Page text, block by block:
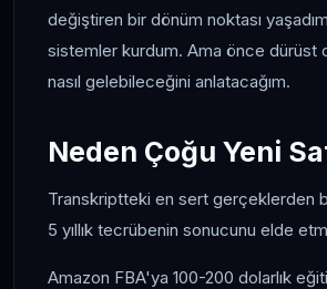
değiştiren bir dönüm noktası
sistemler kurdum. Ama önce dürüst
nasıl gelebileceğini anlatacağım.
Neden Çoğu Yeni
Transkriptteki en sert gerçeklerden
5 yıllık tecrübenin sonucunu elde
Amazon FBA'ya 100-200 dolarlık